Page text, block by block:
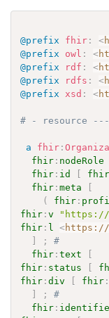
@prefix fhir : <
@prefix
owl : <
@prefix
rdf : <
@prefix
rdfs : <
@prefix
xsd : <
# -
a fhir :
fhir : nodeRole
fhir : id fhir
fhir :meta
(
fhir :
fhir :v
fhir : l <https://
;
#
fhir :text
fhir : status
fhir :div fhir
;
#
fhir :